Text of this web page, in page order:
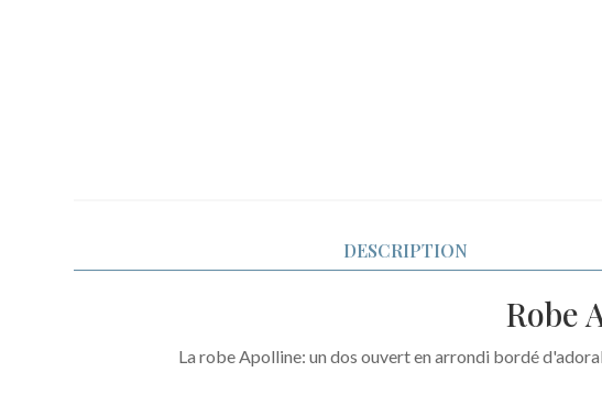
DESCRIPTION
Robe
La robe Apolline: un dos ouvert en arrondi bordé